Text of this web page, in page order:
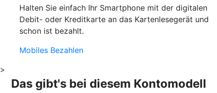
Halten Sie einfach Ihr Smartphone mit der digitalen
Debit- oder Kreditkarte an das Kartenlesegerät und
schon ist bezahlt.
Mobiles Bezahlen
>
Das gibt's bei diesem Kontomodell